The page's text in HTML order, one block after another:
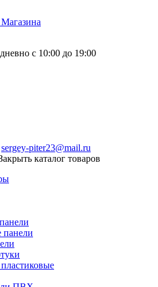
с 10:00 до 19:00
sergey-piter23@mail.ru
каталог товаров
панели